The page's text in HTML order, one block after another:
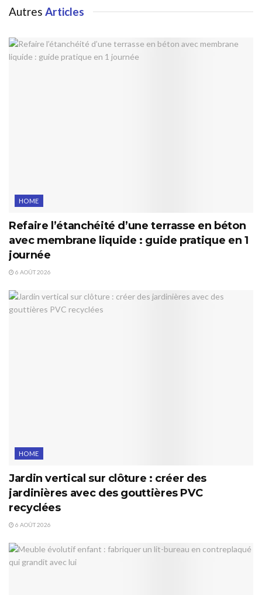
Autres Articles
HOME
Refaire l’étanchéité d’une terrasse en béton
avec membrane liquide : guide pratique en 1
journée
6 AOÛT 2026
HOME
Jardin vertical sur clôture : créer des
jardinières avec des gouttières PVC
recyclées
6 AOÛT 2026